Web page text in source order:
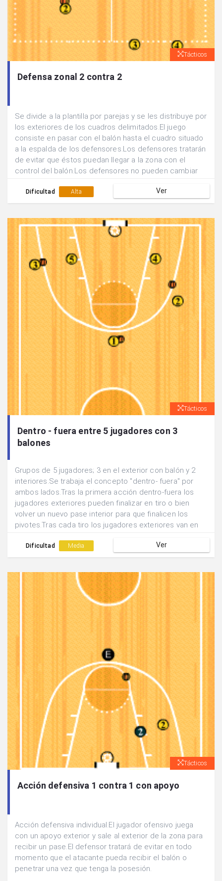
Tácticos
Defensa zonal 2 contra 2
Se divide a la plantilla por parejas y se les distribuye por
los exteriores de los cuadros delimitados.El juego
consiste en pasar con el balón hasta el cuadro situado
a la espalda de los defensores.Los defensores tratarán
de evitar que éstos puedan llegar a la zona con el
control del balón.Los defensores no pueden cambiar
zona.Dificultad Alta Ver
Tácticos
Dentro - fuera entre 5 jugadores con 3
balones
Grupos de 5 jugadores; 3 en el exterior con balón y 2
interiores.Se trabaja el concepto "dentro- fuera" por
ambos lados.Tras la primera acción dentro-fuera los
jugadores exteriores pueden finalizar en tiro o bien
volver un nuevo pase interior para que finalicen los
pivotes.Tras cada tiro los jugadores exteriores van en
Dificultad Media Ver
Tácticos
Acción defensiva 1 contra 1 con apoyo
Acción defensiva individual.El jugador ofensivo juega
con un apoyo exterior y sale al exterior de la zona para
recibir un pase.El defensor tratará de evitar en todo
momento que el atacante pueda recibir el balón o
penetrar una vez que tenga la posesión.